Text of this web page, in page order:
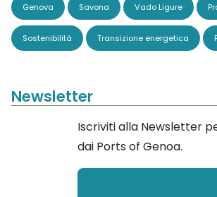
Genova Savona Vado Ligure
Sostenibilità Transizione energetica
Newsletter
Iscriviti alla Newsletter
dai Ports of Genoa.